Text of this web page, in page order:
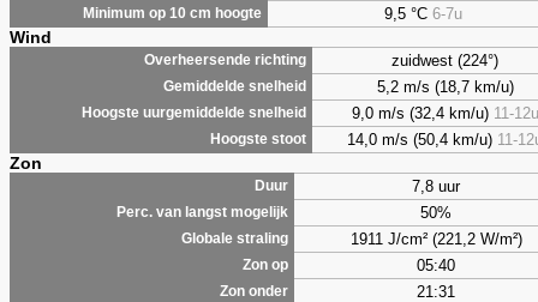
Minimum op 10 cm hoogte 9,5°C 6-7u
Wind
Overheersende richting zuidwest (224°)
Gemiddelde snelheid 5,2 m/s (18,7 km/u)
Hoogste uurgemiddelde snelheid 9,0 m/s (32,4 km/u) 11-12u
Hoogste stoot 14,0 m/s (50,4 km/u) 11-
Zon
Duur 7,8 uur
Perc. van langst mogelijk 50%
Globale straling 1911 J/cm² (221,2 W/m²)
Zon op 05:40
Zon onder 21:31